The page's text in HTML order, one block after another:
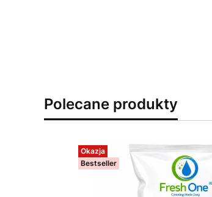
Polecane produkty
Okazja
Bestseller